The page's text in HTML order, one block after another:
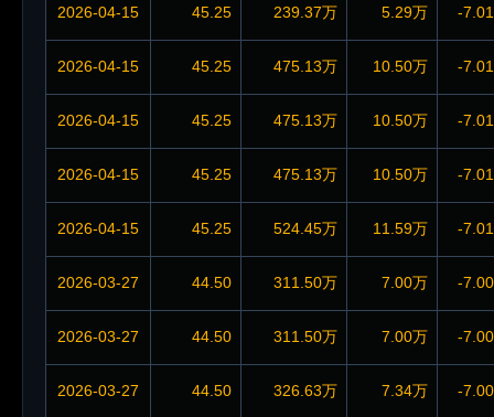
2026-04-15 45.25 239.37万 5.29万 -
2026-04-15 45.25 475.13万 10.50万 -
2026-04-15 45.25 475.13万 10.50万 -
2026-04-15 45.25 475.13万 10.50万 -
2026-04-15 45.25 524.45万 11.59万 -
2026-03-27 44.50 311.50万 7.00万 -
2026-03-27 44.50 311.50万 7.00万 -
2026-03-27 44.50 326.63万 7.34万 -